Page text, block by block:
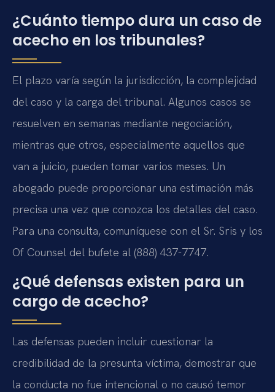
¿Cuánto tiempo dura un caso de
acecho en los tribunales?
El plazo varía según la jurisdicción, la complejidad
del caso y la carga del tribunal. Algunos casos se
resuelven en semanas mediante negociación,
mientras que otros, especialmente aquellos que
van a juicio, pueden tomar varios meses. Un
abogado puede proporcionar una estimación más
precisa una vez que conozca los detalles del caso.
Para una consulta, comuníquese con el Sr. Sris y los
Of Counsel del bufete al (888) 437-7747.
¿Qué defensas existen para un
cargo de acecho?
Las defensas pueden incluir cuestionar la
credibilidad de la presunta víctima, demostrar que
la conducta no fue intencional o no causó temor